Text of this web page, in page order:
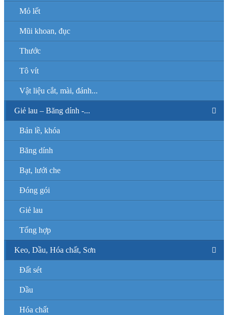
Mỏ lết
Mũi khoan, đục
Thước
Tô vít
Vật liệu cắt, mài, đánh...
Giẻ lau – Băng dính -...
Bản lề, khóa
Băng dính
Bạt, lưới che
Đóng gói
Giẻ lau
Tổng hợp
Keo, Dầu, Hóa chất, Sơn
Đất sét
Dầu
Hóa chất